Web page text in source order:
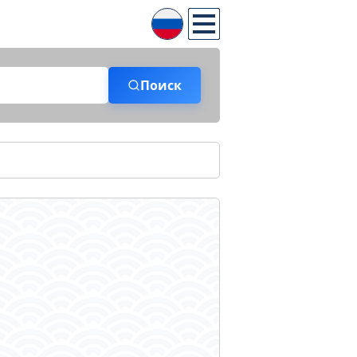
Поиск